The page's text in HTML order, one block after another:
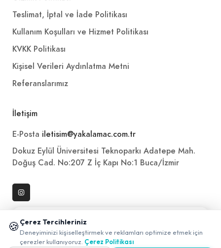
Teslimat, İptal ve İade Politikası
Kullanım Koşulları ve Hizmet Politikası
KVKK Politikası
Kişisel Verileri Aydınlatma Metni
Referanslarımız
İletişim
E-Posta iletisim@yakalamac.com.tr
Dokuz Eylül Üniversitesi Teknoparkı Adatepe Mah.
Doğuş Cad. No:207 Z İç Kapı No:1 Buca/İzmir
🍪 Çerez Tercihleriniz
Deneyiminizi kişiselleştirmek ve reklamları optimize etmek için
çerezler kullanıyoruz. Çerez Politikası
📱 Mobil uygulamamızı keşfedin!
✖